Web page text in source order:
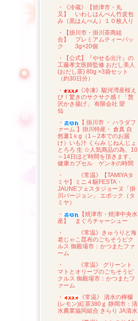
・《冷蔵》【焼津市・丸
又】 いわしはんぺん竹皮包
み（黒はんぺん）１０枚入り
・【掛川市・掛川茶商組
合】 プレミアムティーバッ
ク 3g×20個
・【公式】『やせる出汁』の
工藤孝文医師監修 おだし美人
(おだし茶) 80g ×3袋セット
（約30日分）
・
《冷凍》駿河湾産桜え
び！驚きのサクサク感！「贅
沢かき揚げ」 有限会社 望
仙
・
【 掛川市 ・ ハラダフ
ァーム 】掛川特産・ 倉真 自
然薯1ｋg（1～2本でのお届
け）いも汁 くらみ じねんじょ
とろろ 生 ☆人気商品の為、10
～14日ほど時間を頂きます。
健康カプセル ゲンキの時間
・
《常温》【TAMIYAタ
ミヤ】ミニ４駆FESTA・
JAUNEフェスタジョーヌ「掛
川バージョン」 エポック（タ
ミヤ）
・
【焼津市・焼津中央水
産】 まぐろチャーシュー
・
《常温》きゅうりと海
老じゃこ昆布のごちそうピク
ルス 御殿場市：かつまたファ
ーム
・
《常温》 グリーント
マトとオリーブのごちそうピ
クルス 御殿場市：かつまたフ
ァーム
・
《常温》 清水の檸檬
(レモン)紅茶380ｇ 静岡市：清
水農業協同組合 きらり JA清水